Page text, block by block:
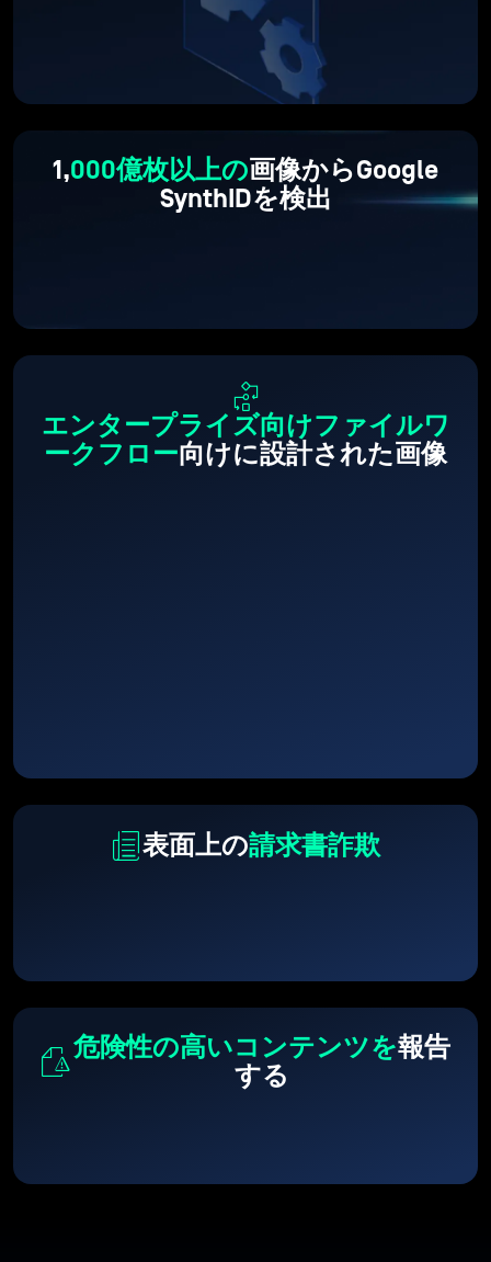
1,000億枚以上の画像からGoogle
SynthIDを検出
エンタープライズ向けファイルワ
ークフロー向けに設計された画像
表面上の請求書詐欺
危険性の高いコンテンツを報告
する